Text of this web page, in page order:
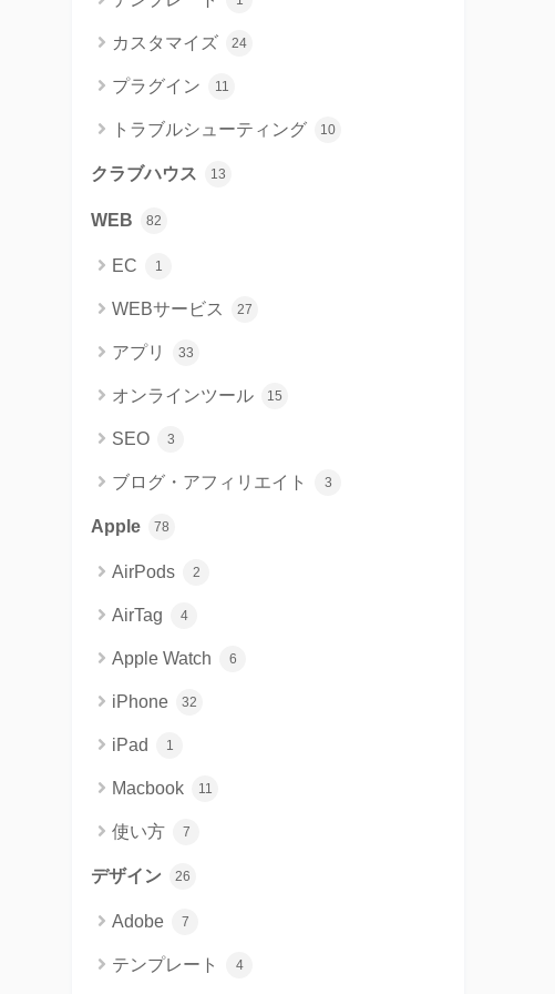
カスタマイズ 24
プラグイン 11
トラブルシューティング 10
クラブハウス 13
WEB 82
EC 1
WEBサービス 27
アプリ 33
オンラインツール 15
SEO 3
ブログ・アフィリエイト 3
Apple 78
AirPods 2
AirTag 4
Apple Watch 6
iPhone 32
iPad 1
Macbook 11
使い方 7
デザイン 26
Adobe 7
テンプレート 4